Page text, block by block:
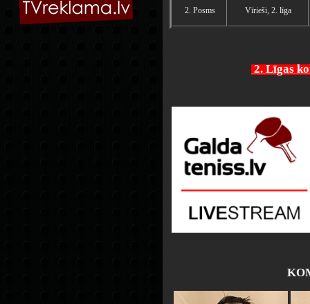
2. Posms Vīrieši, 2. līga
2. Līgas